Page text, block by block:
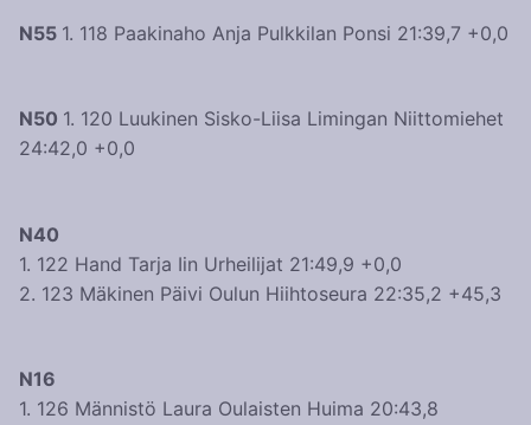
N55 1. 118 Paakinaho Anja Pulkkilan Ponsi 21:39,7 +0,0
N50 1. 120 Luukinen Sisko-Liisa Limingan Niittomiehet
24:42,0 +0,0
N40
1. 122 Hand Tarja Iin Urheilijat 21:49,9 +0,0
2. 123 Mäkinen Päivi Oulun Hiihtoseura 22:35,2 +45,3
N16
1. 126 Männistö Laura Oulaisten Huima 20:43,8